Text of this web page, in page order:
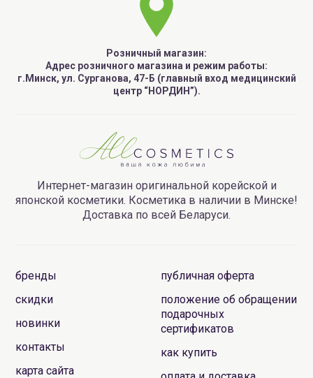
Розничный магазин:
Адрес розничного магазина и режим работы:
г.Минск, ул. Сурганова, 47-Б (главный вход медицинский
центр “НОРДИН”).
Интернет-магазин оригинальной корейской и
японской косметики. Косметика в наличии в Минске!
Доставка по всей Беларуси.
бренды
скидки
новинки
контакты
карта сайта
публичная оферта
положение об обращении
подарочных
сертификатов
как купить